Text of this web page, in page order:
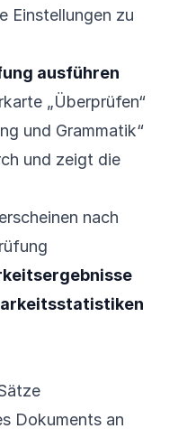
Einstellungen zu
ausführen
„Überprüfen“
und Grammatik“
und zeigt die
nach
Dokuments an